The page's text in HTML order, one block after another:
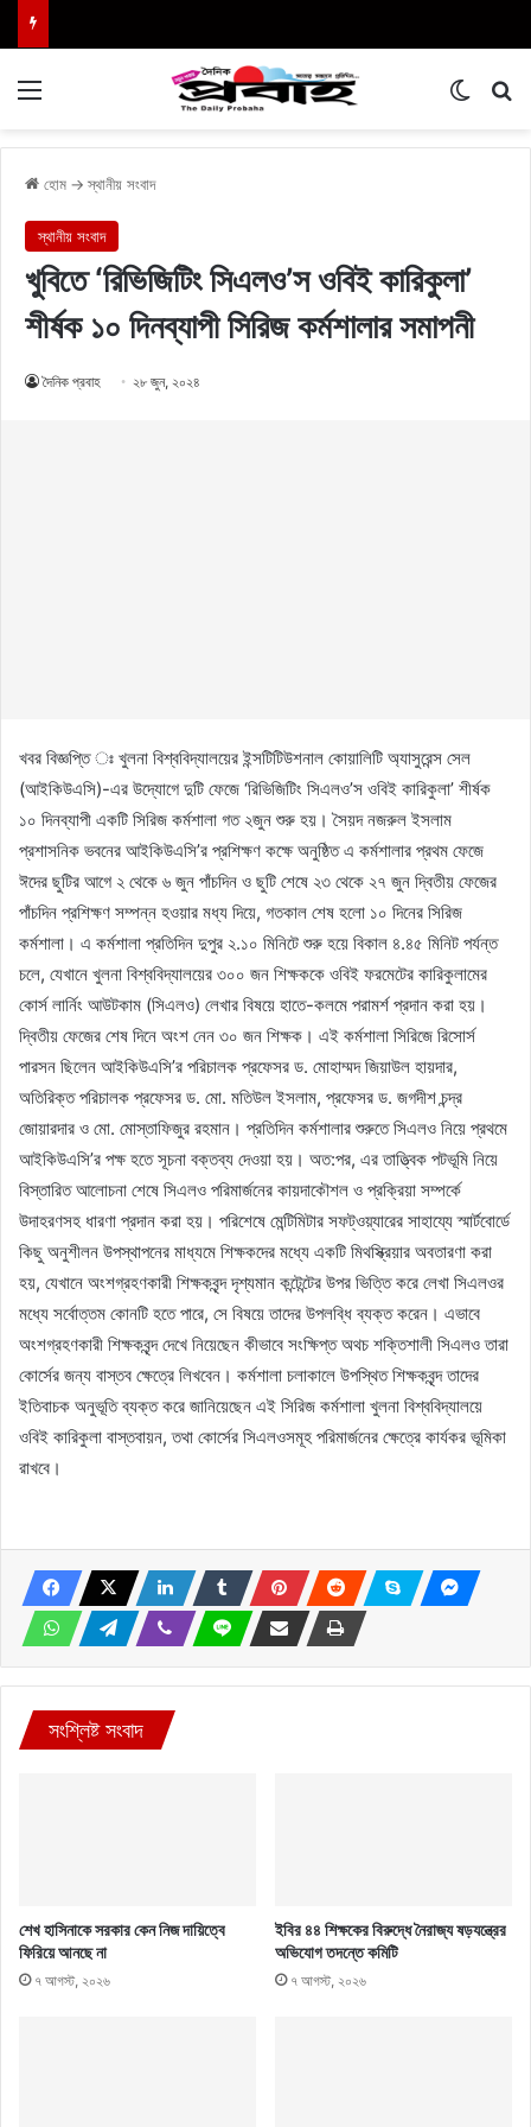
হোম → স্থানীয় সংবাদ
স্থানীয় সংবাদ
খুবিতে ‘রিভিজিটিং সিএলও’স ওবিই কারিকুলা’
শীর্ষক ১০ দিনব্যাপী সিরিজ কর্মশালার সমাপনী
দৈনিক প্রবাহ ২৮ জুন, ২০২৪
খবর বিজ্ঞপ্তি ঃ খুলনা বিশ্ববিদ্যালয়ের ইন্সটিটিউশনাল কোয়ালিটি অ্যাসুরেন্স সেল
(আইকিউএসি)-এর উদ্যোগে দুটি ফেজে ‘রিভিজিটিং সিএলও’স ওবিই কারিকুলা’ শীর্ষক
১০ দিনব্যাপী একটি সিরিজ কর্মশালা গত ২জুন শুরু হয়। সৈয়দ নজরুল ইসলাম
প্রশাসনিক ভবনের আইকিউএসি’র প্রশিক্ষণ কক্ষে অনুষ্ঠিত এ কর্মশালার প্রথম ফেজে
ঈদের ছুটির আগে ২ থেকে ৬ জুন পাঁচদিন ও ছুটি শেষে ২৩ থেকে ২৭ জুন দ্বিতীয় ফেজের
পাঁচদিন প্রশিক্ষণ সম্পন্ন হওয়ার মধ্য দিয়ে, গতকাল শেষ হলো ১০ দিনের সিরিজ
কর্মশালা। এ কর্মশালা প্রতিদিন দুপুর ২.১০ মিনিটে শুরু হয়ে বিকাল ৪.৪৫ মিনিট পর্যন্ত
চলে, যেখানে খুলনা বিশ্ববিদ্যালয়ের ৩০০ জন শিক্ষককে ওবিই ফরমেটের কারিকুলামের
কোর্স লার্নিং আউটকাম (সিএলও) লেখার বিষয়ে হাতে-কলমে পরামর্শ প্রদান করা হয়।
দ্বিতীয় ফেজের শেষ দিনে অংশ নেন ৩০ জন শিক্ষক। এই কর্মশালা সিরিজে রিসোর্স
পারসন ছিলেন আইকিউএসি’র পরিচালক প্রফেসর ড. মোহাম্মদ জিয়াউল হায়দার,
অতিরিক্ত পরিচালক প্রফেসর ড. মো. মতিউল ইসলাম, প্রফেসর ড. জগদীশ চন্দ্র
জোয়ারদার ও মো. মোস্তাফিজুর রহমান। প্রতিদিন কর্মশালার শুরুতে সিএলও নিয়ে প্রথমে
আইকিউএসি’র পক্ষ হতে সূচনা বক্তব্য দেওয়া হয়। অত:পর, এর তাত্ত্বিক পটভূমি নিয়ে
বিস্তারিত আলোচনা শেষে সিএলও পরিমার্জনের কায়দাকৌশল ও প্রক্রিয়া সম্পর্কে
উদাহরণসহ ধারণা প্রদান করা হয়। পরিশেষে মেন্টিমিটার সফট্ওয়্যারের সাহায্যে স্মার্টবোর্ডে
কিছু অনুশীলন উপস্থাপনের মাধ্যমে শিক্ষকদের মধ্যে একটি মিথস্ক্রিয়ার অবতারণা করা
হয়, যেখানে অংশগ্রহণকারী শিক্ষকবৃন্দ দৃশ্যমান কন্টেন্টের উপর ভিত্তি করে লেখা সিএলওর
মধ্যে সর্বোত্তম কোনটি হতে পারে, সে বিষয়ে তাদের উপলব্ধি ব্যক্ত করেন। এভাবে
অংশগ্রহণকারী শিক্ষকবৃন্দ দেখে নিয়েছেন কীভাবে সংক্ষিপ্ত অথচ শক্তিশালী সিএলও তারা
কোর্সের জন্য বাস্তব ক্ষেত্রে লিখবেন। কর্মশালা চলাকালে উপস্থিত শিক্ষকবৃন্দ তাদের
ইতিবাচক অনুভূতি ব্যক্ত করে জানিয়েছেন এই সিরিজ কর্মশালা খুলনা বিশ্ববিদ্যালয়ে
ওবিই কারিকুলা বাস্তবায়ন, তথা কোর্সের সিএলওসমূহ পরিমার্জনের ক্ষেত্রে কার্যকর ভূমিকা
রাখবে।
সংশ্লিষ্ট সংবাদ
শেখ হাসিনাকে সরকার কেন নিজ দায়িত্বে
ফিরিয়ে আনছে না
৭ আগস্ট, ২০২৬
ইবির ৪৪ শিক্ষকের বিরুদ্ধে নৈরাজ্য ষড়যন্ত্রের
অভিযোগ তদন্তে কমিটি
৭ আগস্ট, ২০২৬